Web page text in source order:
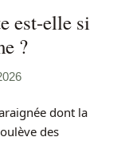
est-elle si
?
dont la
des